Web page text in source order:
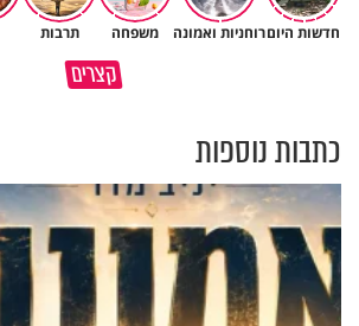
חדשות היוםרוחניות ואמונה משפחה תרבות
קצרים
כתבות נוספות